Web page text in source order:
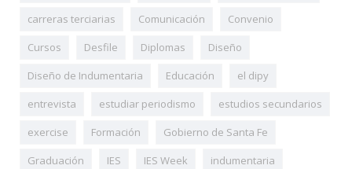
carreras terciarias Comunicación
Convenio
Cursos
Desfile Diplomas
Diseño
Diseño de Indumentaria
Educación
el dipy
entrevista
estudiar periodismo
estudios secundarios
exercise
Formación
Gobierno de Santa Fe
Graduación
IES IES Week
indumentaria